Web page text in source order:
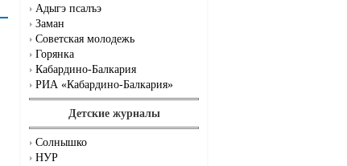
Адыгэ псалъэ
Заман
Советская молодежь
Горянка
Кабардино-Балкария
РИА «Кабардино-Балкария»
Детские журналы
Солнышко
НУР